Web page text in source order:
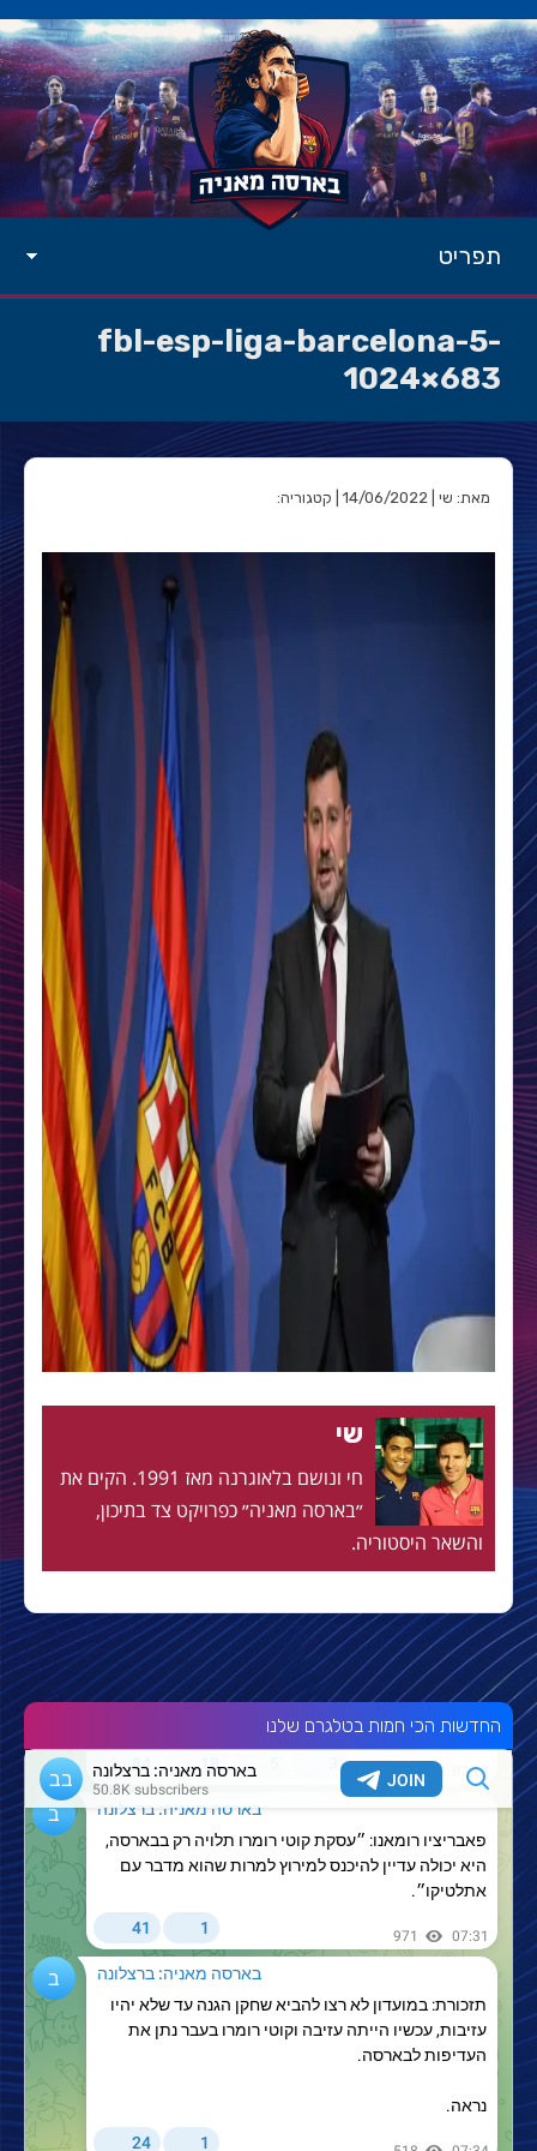
תפריט
fbl-esp-liga-barcelona-5-
1024×683
מאת: שי | 14/06/2022 | קטגוריה:
שי
חי ונושם בלאוגרנה מאז 1991. הקים את
״בארסה מאניה״ כפרויקט צד בתיכון,
והשאר היסטוריה.
החדשות הכי חמות בטלגרם שלנו